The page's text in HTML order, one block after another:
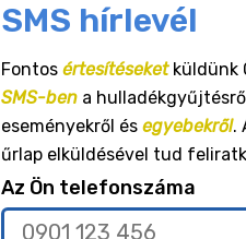
SMS hírlevél
Fontos értesítéseketküldünk
SMS-ben a
eseményekről és egyebekről.
űrlap elküldésével tud
Az Ön telefonszáma